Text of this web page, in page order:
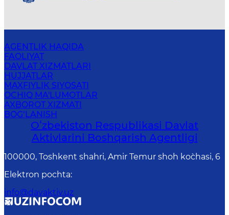
AGENTLIK HAQIDA
FAOLIYAT
DAVLAT XIZMATLARI
HUJJATLAR
MAXFIYLIK SIYOSATI
OCHIQ MA'LUMOTLAR
AXBOROT XIZMATI
BOG‘LANISH
Oʻzbekiston Respublikasi Davlat
Aktivlarini Boshqarish Agentligi
100000, Toshkent shahri, Amir Temur shoh ko`chasi, 6
Elektron pochta:
info@davaktiv.uz